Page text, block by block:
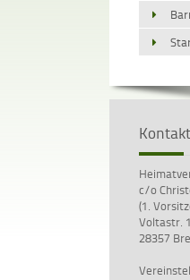
Kontakt
c/o
(1.
Voltastr.
28357